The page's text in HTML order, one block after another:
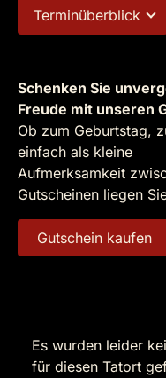
Terminüberblick
Schenken Sie
Freude mit unseren
Ob zum Geburtstag,
einfach als kleine
Aufmerksamkeit
Gutscheinen liegen
Gutschein kaufen
Es wurden leider
für diesen Tatort